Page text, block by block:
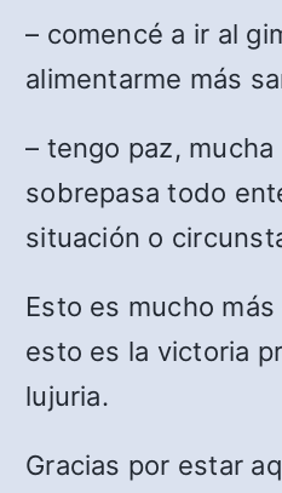
– comencé a ir al
alimentarme más
– tengo paz, mucha
sobrepasa todo
situación o
Esto es mucho
esto es la victoria
lujuria.
Gracias por estar